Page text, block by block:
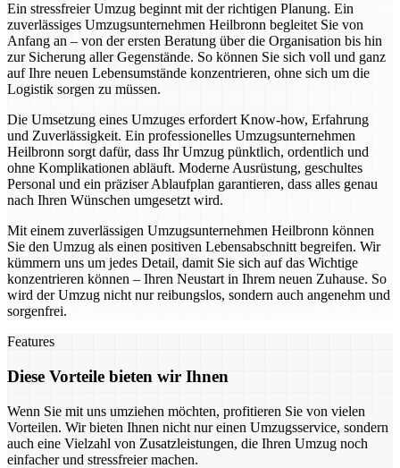
Ein stressfreier Umzug beginnt mit der richtigen Planung. Ein
zuverlässiges Umzugsunternehmen Heilbronn begleitet Sie von
Anfang an – von der ersten Beratung über die Organisation bis hin
zur Sicherung aller Gegenstände. So können Sie sich voll und ganz
auf Ihre neuen Lebensumstände konzentrieren, ohne sich um die
Logistik sorgen zu müssen.
Die Umsetzung eines Umzuges erfordert Know-how, Erfahrung
und Zuverlässigkeit. Ein professionelles Umzugsunternehmen
Heilbronn sorgt dafür, dass Ihr Umzug pünktlich, ordentlich und
ohne Komplikationen abläuft. Moderne Ausrüstung, geschultes
Personal und ein präziser Ablaufplan garantieren, dass alles genau
nach Ihren Wünschen umgesetzt wird.
Mit einem zuverlässigen Umzugsunternehmen Heilbronn können
Sie den Umzug als einen positiven Lebensabschnitt begreifen. Wir
kümmern uns um jedes Detail, damit Sie sich auf das Wichtige
konzentrieren können – Ihren Neustart in Ihrem neuen Zuhause. So
wird der Umzug nicht nur reibungslos, sondern auch angenehm und
sorgenfrei.
Features
Diese Vorteile bieten wir Ihnen
Wenn Sie mit uns umziehen möchten, profitieren Sie von vielen
Vorteilen. Wir bieten Ihnen nicht nur einen Umzugsservice, sondern
auch eine Vielzahl von Zusatzleistungen, die Ihren Umzug noch
einfacher und stressfreier machen.